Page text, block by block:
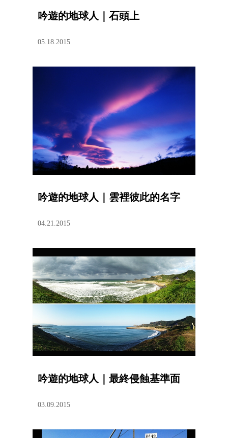
吟遊的地球人｜石頭上
05.18.2015
吟遊的地球人｜雲裡彼此的名字
04.21.2015
吟遊的地球人｜最終侵蝕基準面
03.09.2015